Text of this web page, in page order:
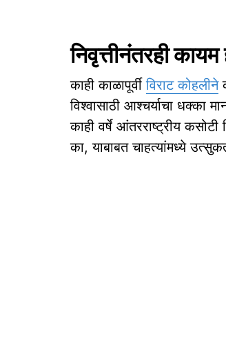
निवृत्तीनंतरही कायम
काही काळापूर्वीविराट कोहलीने
विश्वासाठी आश्चर्याचा धक्का
काही वर्षे आंतरराष्ट्रीय
का, याबाबत चाहत्यांमध्ये